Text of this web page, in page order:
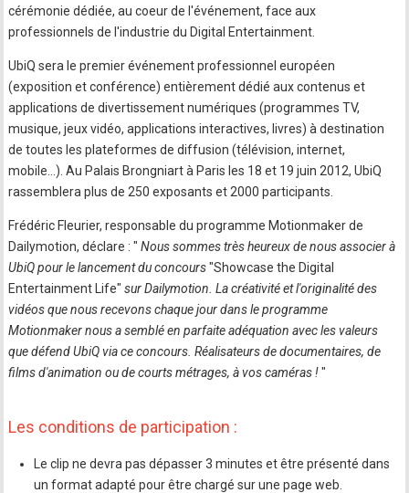
cérémonie dédiée, au coeur de l'événement, face aux
professionnels de l'industrie du Digital Entertainment.
UbiQ sera le premier événement professionnel européen
(exposition et conférence) entièrement dédié aux contenus et
applications de divertissement numériques (programmes TV,
musique, jeux vidéo, applications interactives, livres) à destination
de toutes les plateformes de diffusion (télévision, internet,
mobile…). Au Palais Brongniart à Paris les 18 et 19 juin 2012, UbiQ
rassemblera plus de 250 exposants et 2000 participants.
Frédéric Fleurier, responsable du programme Motionmaker de
Dailymotion, déclare : " Nous sommes très heureux de nous associer à
UbiQ pour le lancement du concours"Showcase the Digital
Entertainment Life" sur Dailymotion. La créativité et l'originalité des
vidéos que nous recevons chaque jour dans le programme
Motionmaker nous a semblé en parfaite adéquation avec les valeurs
que défend UbiQ via ce concours. Réalisateurs de documentaires, de
films d'animation ou de courts métrages, à vos caméras !"
Les conditions de participation :
Le clip ne devra pas dépasser 3 minutes et être présenté dans
un format adapté pour être chargé sur une page web.